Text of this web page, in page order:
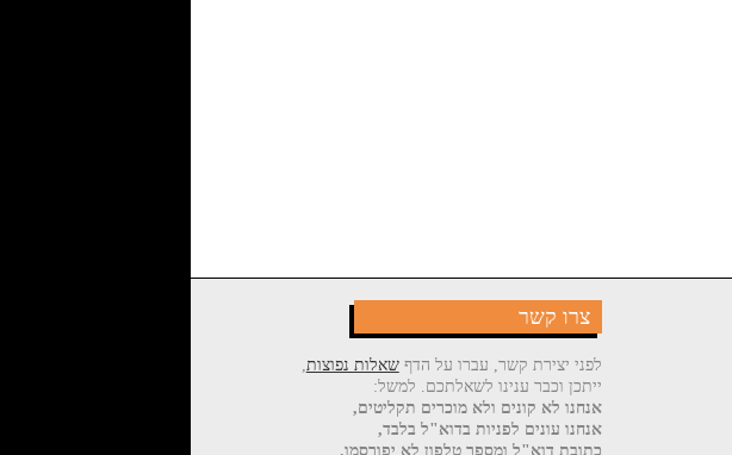
צרו קשר
לפני יצירת קשר, עברו על הדףשאלות נפוצות,
ייתכן וכבר ענינו לשאלתכם. למשל:
אנחנו לא קונים ולא מוכרים תקליטים,
אנחנו עונים לפניות בדוא"ל בלבד,
כתובת דוא"ל ומספר טלפון לא יפורסמו.